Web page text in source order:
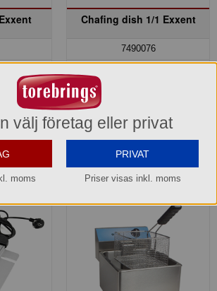
1*1 st
Chafing dish 1/1 Exxent
7490076
Hel förpackning =
Lagerinfo »
välj företag eller privat
moms
PRIVAT
Priser visas inkl. moms